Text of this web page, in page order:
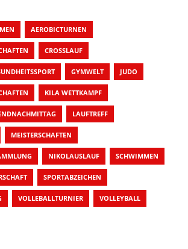
AEROBICTURNEN
CROSSLAUF
GYMWELT JUDO
KILA WETTKAMPF
LAUFTREFF
MEISTERSCHAFTEN
NIKOLAUSLAUF SCHWIMMEN
SPORTABZEICHEN
VOLLEBALLTURNIER VOLLEYBALL